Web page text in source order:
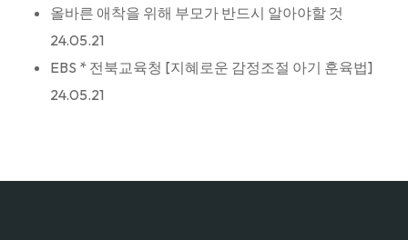
올바른 애착을 위해 부모가 반드시 알아야할 것
24.05.21
EBS * 전북교육청 [지혜로운 감정조절 아기 훈육법]
24.05.21